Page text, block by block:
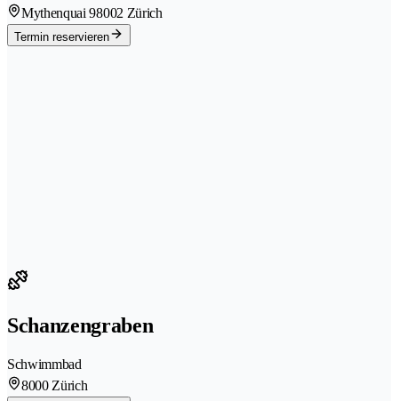
Mythenquai 98002 Zürich
Termin reservieren
Schanzengraben
Schwimmbad
8000 Zürich